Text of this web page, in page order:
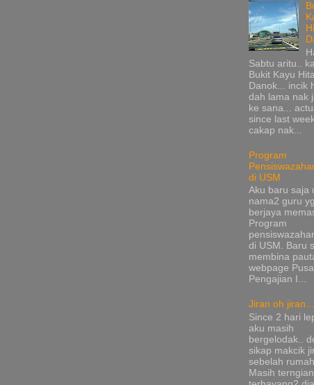
Sabtu aritu..
Bukit Kayu
Danok... incik
dah lama nak
ke sana...
since last
cakap nak...
Program
di USM
Aku baru saja
nama2 guru yg
berjaya
Program
di USM. Baru
membina
webpage
Pengajian I...
Jiran oh jiran...
Since 2 hari
aku masih
bergelodak..
sikap makcik
sebelah rumah
Masih